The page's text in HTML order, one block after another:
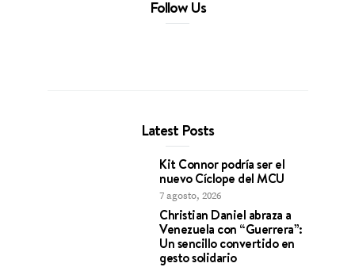
Follow Us
Latest Posts
Kit Connor podría ser el
nuevo Cíclope del MCU
7 agosto, 2026
Christian Daniel abraza a
Venezuela con “Guerrera”:
Un sencillo convertido en
gesto solidario